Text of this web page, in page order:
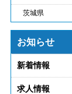
茨城県
お知らせ
新着情報
求人情報